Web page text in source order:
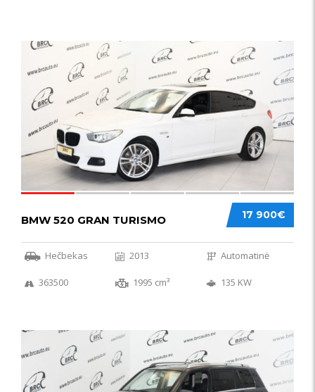
17 900€
BMW 520 GRAN TURISMO
Hečbekas 2013 Automatinė
363500 1995 cm³ 135 KW
IŠSKIRTINIS